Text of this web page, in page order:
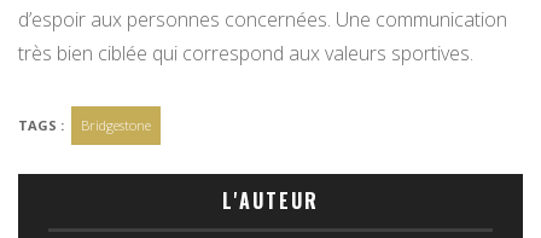
d’espoir aux personnes concernées. Une communication
très bien ciblée qui correspond aux valeurs sportives.
TAGS : Bridgestone
L'AUTEUR